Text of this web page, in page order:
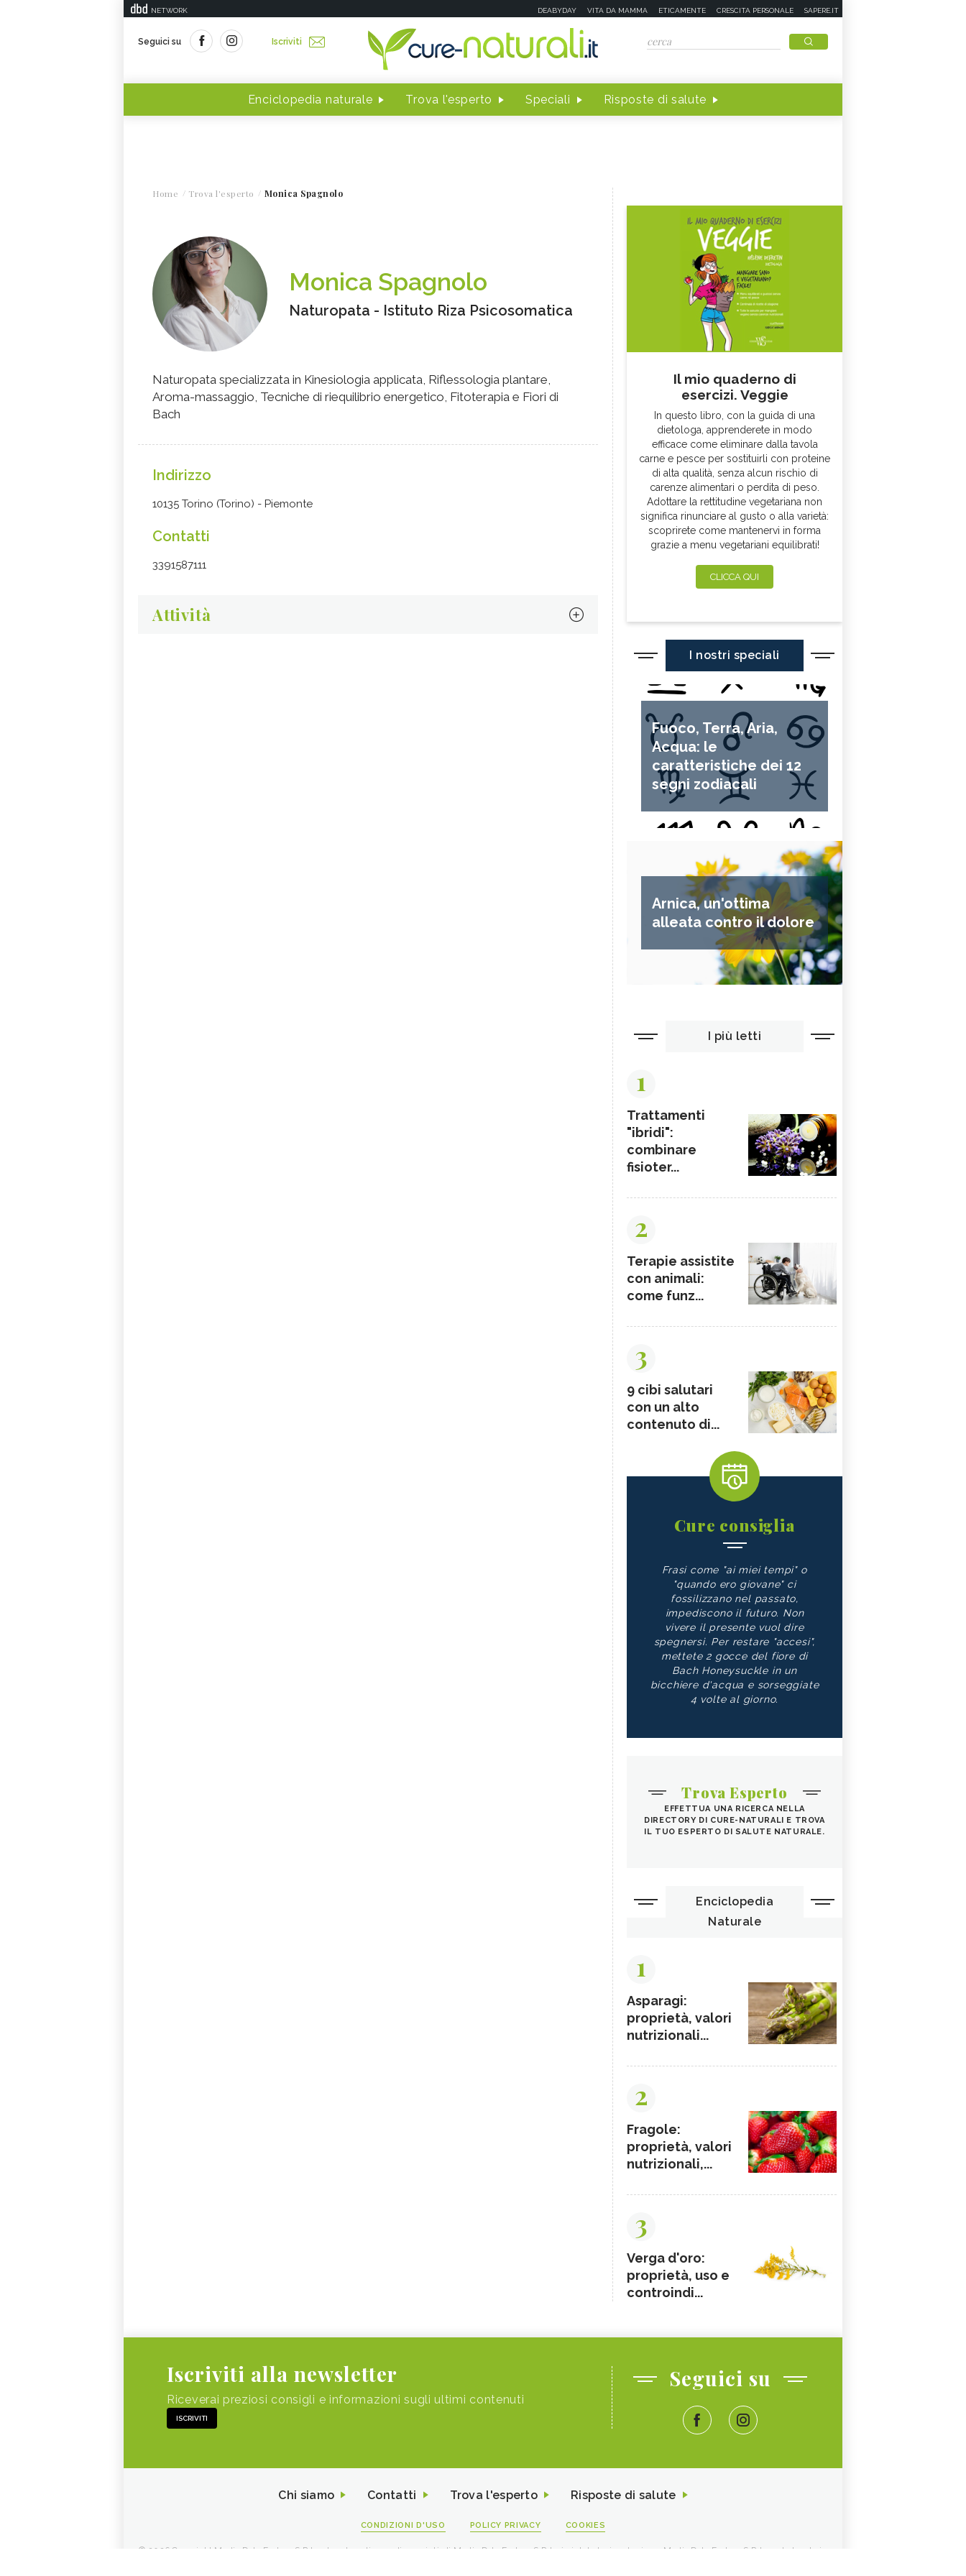
NETWORK DEABYDAY VITA DA MAMMA ETICAMENTE CRESCITA PERSONALE SAPERE.IT
Seguici su Iscriviti
Enciclopedia naturale Trova l'esperto Speciali Risposte di salute
Home Trova l'esperto Monica Spagnolo
Monica Spagnolo
Naturopata - Istituto Riza Psicosomatica
Naturopata specializzata in Kinesiologia applicata, Riflessologia plantare,
Aroma-massaggio, Tecniche di riequilibrio energetico, Fitoterapia e Fiori di
Bach
Indirizzo
10135 Torino (Torino) - Piemonte
Contatti
3391587111
Attività
Il mio quaderno di
esercizi. Veggie
In questo libro, con la guida di una
dietologa, apprenderete in modo
efficace come eliminare dalla tavola
carne e pesce per sostituirli con proteine
di alta qualità, senza alcun rischio di
carenze alimentari o perdita di peso.
Adottare la rettitudine vegetariana non
significa rinunciare al gusto o alla varietà:
scoprirete come mantenervi in forma
grazie a menu vegetariani equilibrati!
CLICCA QUI
I nostri speciali
Fuoco, Terra, Aria,
Acqua: le
caratteristiche dei 12
segni zodiacali
Arnica, un'ottima
alleata contro il dolore
I più letti
1
Trattamenti
"ibridi":
combinare
fisioter...
2
Terapie assistite
con animali:
come funz...
3
9 cibi salutari
con un alto
contenuto di...
Cure consiglia
Frasi come "ai miei tempi" o
"quando ero giovane" ci
fossilizzano nel passato,
impediscono il futuro. Non
vivere il presente vuol dire
spegnersi. Per restare "accesi",
mettete 2 gocce del fiore di
Bach Honeysuckle in un
bicchiere d'acqua e sorseggiate
4 volte al giorno.
Trova Esperto
EFFETTUA UNA RICERCA NELLA
DIRECTORY DI CURE-NATURALI E TROVA
IL TUO ESPERTO DI SALUTE NATURALE.
Enciclopedia
Naturale
1
Asparagi:
proprietà, valori
nutrizionali...
2
Fragole:
proprietà, valori
nutrizionali,...
3
Verga d'oro:
proprietà, uso e
controindi...
Iscriviti alla newsletter
Riceverai preziosi consigli e informazioni sugli ultimi contenuti
ISCRIVITI
Seguici su
Chi siamo Contatti Trova l'esperto Risposte di salute
CONDIZIONI D'USO POLICY PRIVACY COOKIES
© 2026 Copyright Media Data Factory S.R.L. - I contenuti sono di proprietà di Media Data Factory S.R.L, è vietata la riproduzione. Media Data Factory S.R.L. sede legale in